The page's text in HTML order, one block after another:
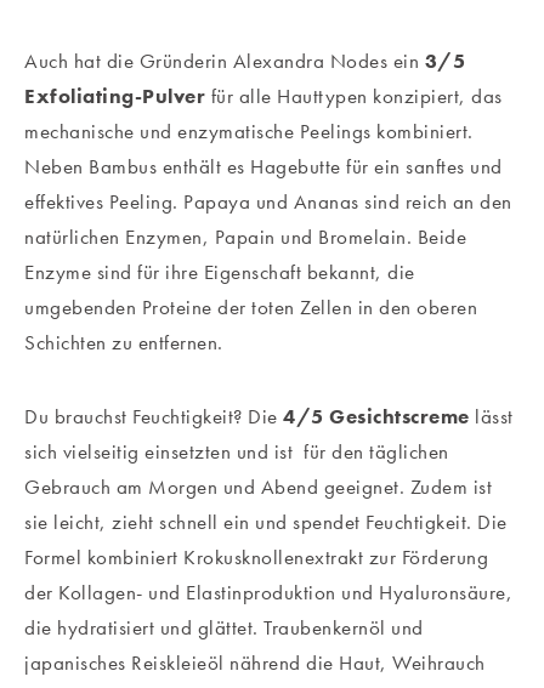
Auch hat die Gründerin Alexandra Nodes ein 3/5
Exfoliating-Pulver für alle Hauttypen konzipiert, das
mechanische und enzymatische Peelings kombiniert.
Neben Bambus enthält es Hagebutte für ein sanftes und
effektives Peeling. Papaya und Ananas sind reich an den
natürlichen Enzymen, Papain und Bromelain. Beide
Enzyme sind für ihre Eigenschaft bekannt, die
umgebenden Proteine der toten Zellen in den oberen
Schichten zu entfernen.
Du brauchst Feuchtigkeit? Die 4/5 Gesichtscreme lässt
sich vielseitig einsetzten und ist für den täglichen
Gebrauch am Morgen und Abend geeignet. Zudem ist
sie leicht, zieht schnell ein und spendet Feuchtigkeit. Die
Formel kombiniert Krokusknollenextrakt zur Förderung
der Kollagen- und Elastinproduktion und Hyaluronsäure,
die hydratisiert und glättet. Traubenkernöl und
japanisches Reiskleieöl nährend die Haut, Weihrauch